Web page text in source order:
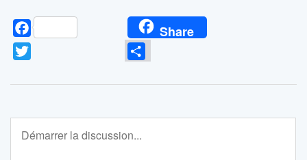
Facebook Share